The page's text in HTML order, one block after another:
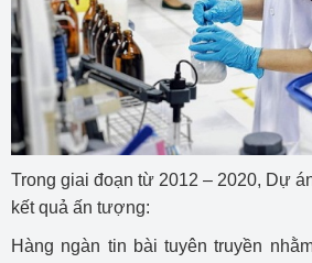
Trong giai đoạn từ 2012 – 2020, Dự
kết quả ấn tượng:
Hàng ngàn tin bài tuyên truyền